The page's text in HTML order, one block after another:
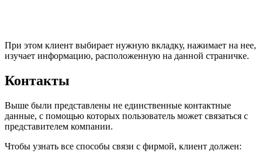
При этом клиент выбирает нужную вкладку, нажимает на нее,
изучает информацию, расположенную на данной страничке.
Контакты
Выше были представлены не единственные контактные
данные, с помощью которых пользователь может связаться с
представителем компании.
Чтобы узнать все способы связи с фирмой, клиент должен: